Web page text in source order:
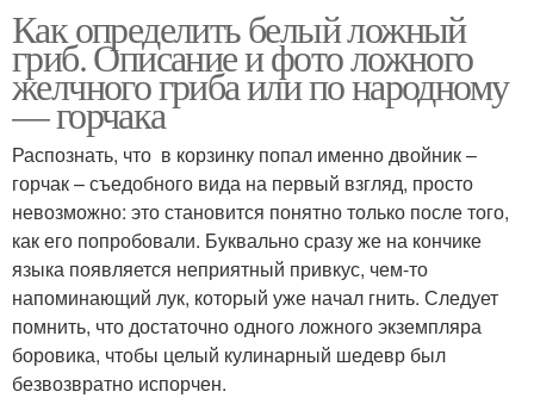
Как определить белый ложный
гриб. Описание и фото ложного
желчного гриба или по народному
— горчака
Распознать, что в корзинку попал именно двойник –
горчак – съедобного вида на первый взгляд, просто
невозможно: это становится понятно только после того,
как его попробовали. Буквально сразу же на кончике
языка появляется неприятный привкус, чем-то
напоминающий лук, который уже начал гнить. Следует
помнить, что достаточно одного ложного экземпляра
боровика, чтобы целый кулинарный шедевр был
безвозвратно испорчен.